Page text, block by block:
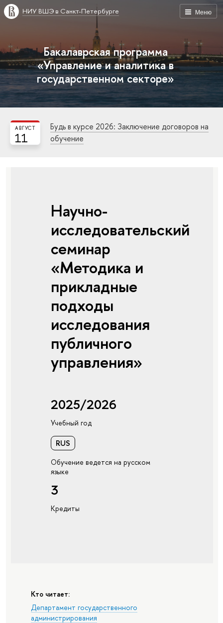
Меню
НИУ ВШЭ в Санкт-Петербурге
Бакалаврская программа
«Управление и аналитика в
государственном секторе»
11
АВГУСТ
Будь в курсе 2026: Заключение договоров на
обучение
Научно-
исследовательский
семинар
«Методика и
прикладные
подходы
исследования
публичного
управления»
2025/2026
Учебный год
RUS
Обучение ведется на русском
языке
3
Кредиты
Кто читает:
Департамент государственного
администрирования